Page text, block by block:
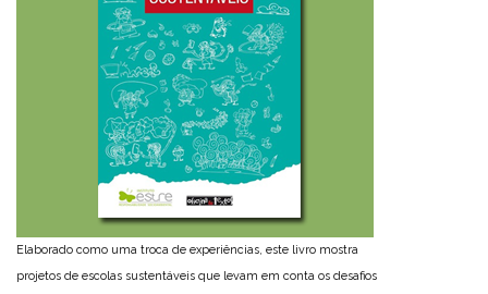
Elaborado como uma troca de experiências, este livro mostra
projetos de escolas sustentáveis que levam em conta os desafios